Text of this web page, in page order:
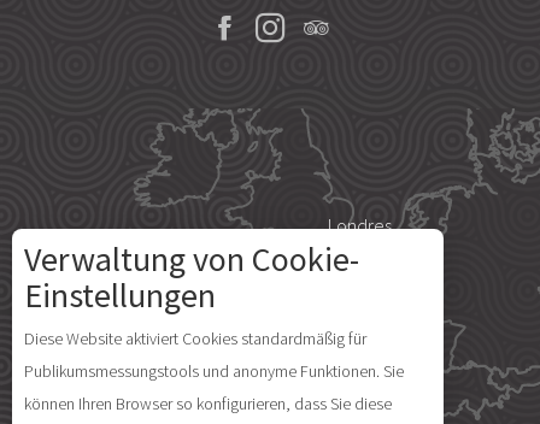
Beschreibung
Preise
Zeitplan
Londres
Île d'Yeu
Verwaltung von Cookie-
Einstellungen
Diese Website aktiviert Cookies standardmäßig für
Publikumsmessungstools und anonyme Funktionen. Sie
können Ihren Browser so konfigurieren, dass Sie diese